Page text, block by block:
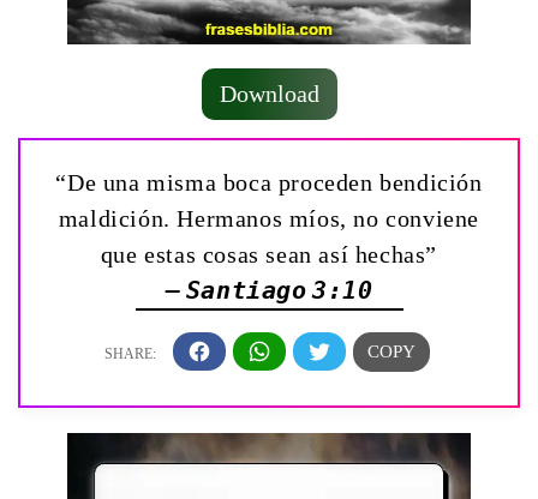
Download
“De una misma boca proceden bendición
maldición. Hermanos míos, no conviene
que estas cosas sean así hechas”
— Santiago 3:10